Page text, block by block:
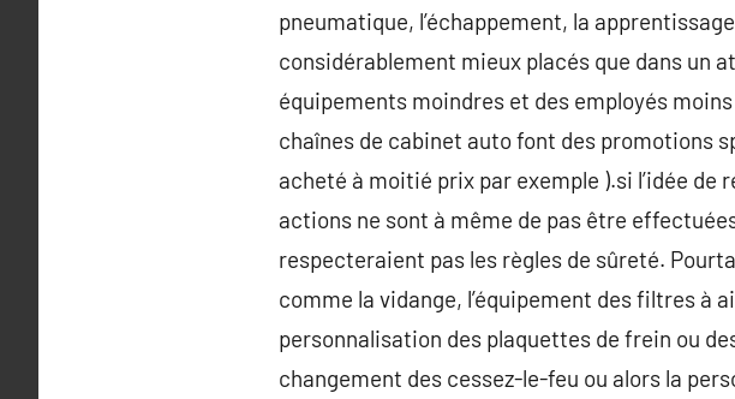
pneumatique, l’échappement, la
considérablement mieux placés que dans un
équipements moindres et des employés
chaînes de cabinet auto font des promotions
acheté à moitié prix par exemple ).si l’idée
actions ne sont à même de pas être
respecteraient pas les règles de sûreté.
comme la vidange, l’équipement des filtres à
personnalisation des plaquettes de frein ou
changement des cessez-le-feu ou alors la